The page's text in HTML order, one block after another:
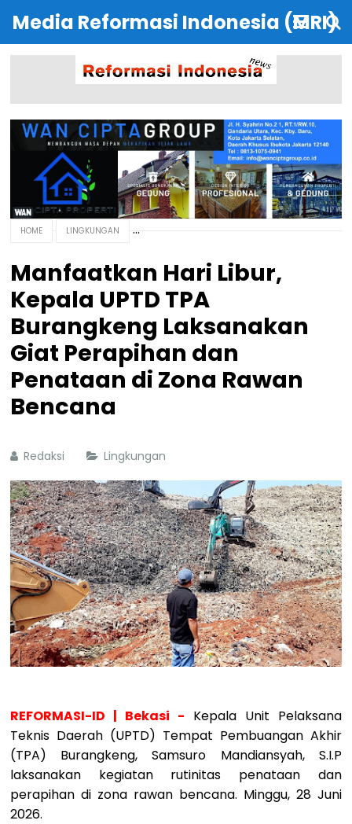
Media Reformasi Indonesia (MRI)
HOME LINGKUNGAN
Manfaatkan Hari Libur,
Kepala UPTD TPA
Burangkeng Laksanakan
Giat Perapihan dan
Penataan di Zona Rawan
Bencana
Redaksi Lingkungan
REFORMASI-ID | Bekasi - Kepala Unit Pelaksana
Teknis Daerah (UPTD) Tempat Pembuangan Akhir
(TPA) Burangkeng, Samsuro Mandiansyah, S.I.P
laksanakan kegiatan rutinitas penataan dan
perapihan di zona rawan bencana. Minggu, 28 Juni
2026.